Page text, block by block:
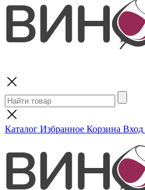
Каталог Избранное Корзина Вход